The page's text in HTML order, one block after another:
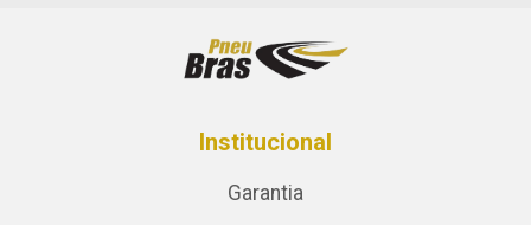
Institucional
Garantia